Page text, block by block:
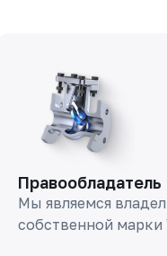
Правообладатель
Мы являемся
собственной марки